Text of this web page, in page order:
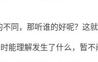
同，那听谁的好呢？这
能理解发生了什么，暂